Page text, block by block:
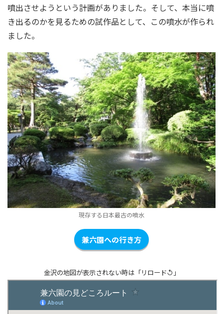
噴出させようという計画がありました。そして、本当に噴
き出るのかを見るための試作品として、この噴水が作られ
ました。
現存する日本最古の噴水
兼六園への行き方
金沢の地図が表示されない時は「リロード↺」